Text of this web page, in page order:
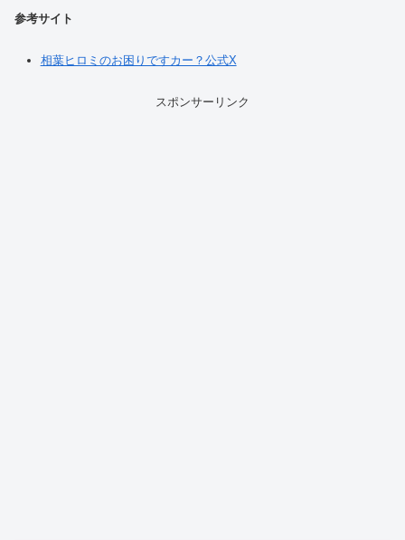
参考サイト
相葉ヒロミのお困りですカー？公式X
スポンサーリンク